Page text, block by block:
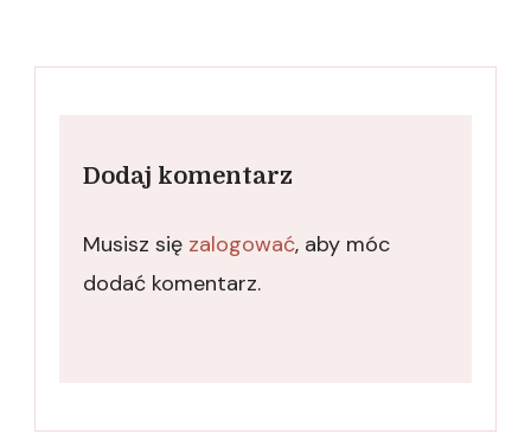
Dodaj komentarz
Musisz się zalogować, aby móc
dodać komentarz.